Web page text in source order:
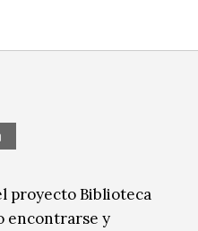
proyecto Biblioteca
encontrarse y